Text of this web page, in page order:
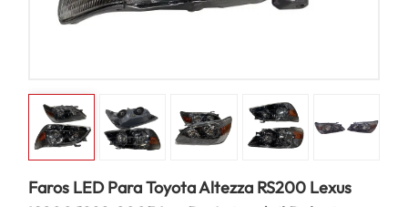
Faros LED Para Toyota Altezza RS200 Lexus